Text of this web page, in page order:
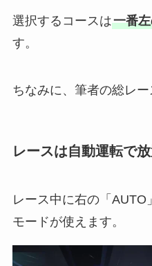
選択するコースは一番
す。
ちなみに、筆者の総レー
レースは自動運転で
レース中に右の「
モードが使えます。